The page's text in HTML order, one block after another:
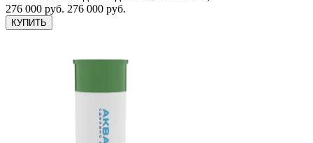
276 000 руб. 276 000 руб.
КУПИТЬ